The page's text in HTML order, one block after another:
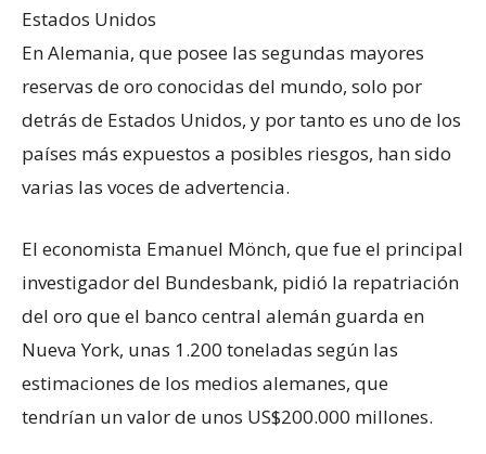
Estados Unidos
En Alemania, que posee las segundas mayores
reservas de oro conocidas del mundo, solo por
detrás de Estados Unidos, y por tanto es uno de los
países más expuestos a posibles riesgos, han sido
varias las voces de advertencia.
El economista Emanuel Mönch, que fue el principal
investigador del Bundesbank, pidió la repatriación
del oro que el banco central alemán guarda en
Nueva York, unas 1.200 toneladas según las
estimaciones de los medios alemanes, que
tendrían un valor de unos US$200.000 millones.